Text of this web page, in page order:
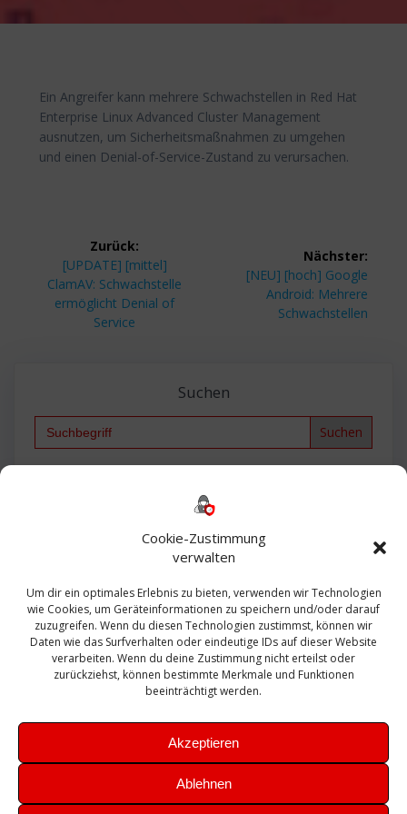
Cookie-Zustimmung
verwalten
Um dir ein optimales Erlebnis zu bieten, verwenden wir Technologien
wie Cookies, um Geräteinformationen zu speichern und/oder darauf
zuzugreifen. Wenn du diesen Technologien zustimmst, können wir
Daten wie das Surfverhalten oder eindeutige IDs auf dieser Website
verarbeiten. Wenn du deine Zustimmung nicht erteilst oder
zurückziehst, können bestimmte Merkmale und Funktionen
beeinträchtigt werden.
Akzeptieren
Ablehnen
Ein Angreifer kann mehrere Schwachstellen in Red Hat
Enterprise Linux Advanced Cluster Management
ausnutzen, um Sicherheitsmaßnahmen zu umgehen
und einen Denial-of-Service-Zustand zu verursachen.
Beitragsnavigation
Zurück:
Vorheriger
Beitrag:
[UPDATE] [mittel]
ClamAV: Schwachstelle
ermöglicht Denial of
Service
Nächster:
Nächster
Beitrag:
[NEU] [hoch] Google
Android: Mehrere
Schwachstellen
Suchen
Search
Bautagebuch
Exchange firewall Fritzbox
Microsoft
Sanierung SBS Security Server Sicherheit
Sicherung SIEM Sophos SSL Ubuntu
Update Upgrade UTM VCenter VCSA Veeam
VMWare VPN WAZUH Windows
Zertifikat